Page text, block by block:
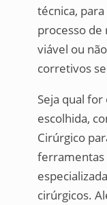
técnica,
processo
viável ou
corretivos
Seja qual
escolhida,
Cirúrgico
ferramentas
cirúrgicos.